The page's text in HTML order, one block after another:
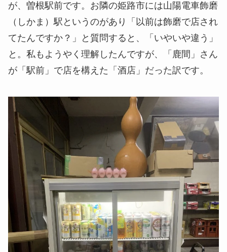
が、曽根駅前です。お隣の姫路市には山陽電車飾磨
（しかま）駅というのがあり「以前は飾磨で店され
てたんですか？」と質問すると、「いやいや違う」
と。私もようやく理解したんですが、「鹿間」さん
が「駅前」で店を構えた「酒店」だった訳です。